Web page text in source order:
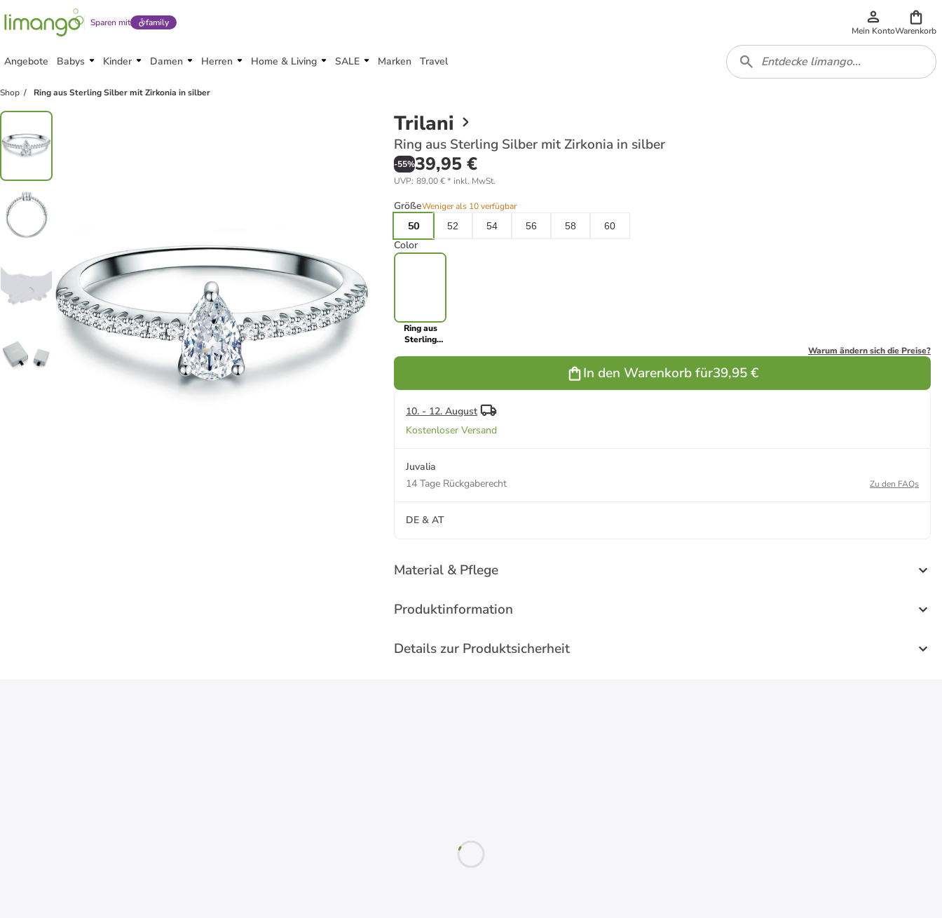
Sparen mit family
Mein KontoWarenkorb
Angebote Babys Kinder Damen Herren Home & Living SALE Marken Travel
Shop Ring aus Sterling Silber mit Zirkonia in silber
Trilani
Ring aus Sterling Silber mit Zirkonia in silber
-55%39,95 €
UVP: 89,00 €* inkl. MwSt.
GrößeWeniger als 10 verfügbar
50
52 54 56 58 60
Color
Ring aus
Sterling
Warum ändern sich die Preise?
In den Warenkorb für39,95 €
10. - 12. August
Kostenloser Versand
Juvalia
14 Tage Rückgaberecht
Zu den FAQs
DE & AT
Material & Pflege
Produktinformation
Details zur Produktsicherheit